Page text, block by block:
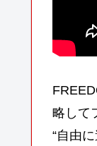
略して
“自由